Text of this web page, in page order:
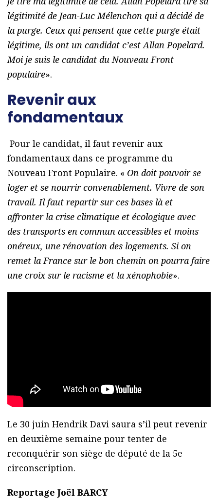
légitimité de Jean-Luc Mélenchon qui a décidé de
la purge. Ceux qui pensent que cette purge était
légitime, ils ont un candidat c’est Allan Popelard.
Moi je suis le candidat du Nouveau Front
populaire».
Revenir aux
fondamentaux
Pour le candidat, il faut revenir aux
fondamentaux dans ce programme du
Nouveau Front Populaire. « On doit pouvoir se
loger et se nourrir convenablement. Vivre de son
travail. Il faut repartir sur ces bases là et
affronter la crise climatique et écologique avec
des transports en commun accessibles et moins
onéreux, une rénovation des logements. Si on
remet la France sur le bon chemin on pourra faire
une croix sur le racisme et la xénophobie».
Le 30 juin Hendrik Davi saura s’il peut revenir
en deuxième semaine pour tenter de
reconquérir son siège de député de la 5e
circonscription.
Reportage Joël BARCY